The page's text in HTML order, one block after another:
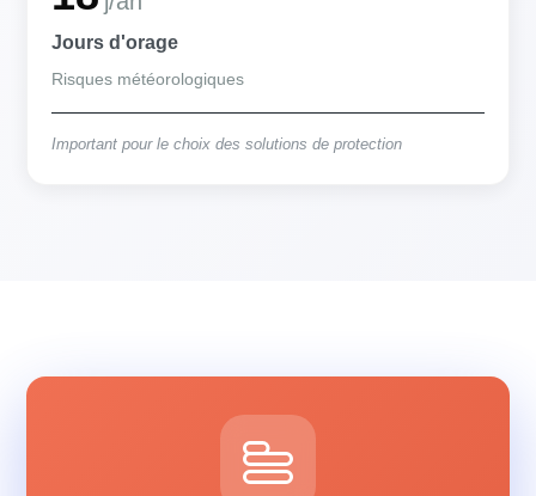
Jours d'orage
Risques météorologiques
Important pour le choix des solutions de protection